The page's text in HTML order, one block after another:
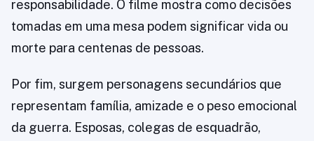
responsabilidade. O filme mostra como decisões
tomadas em uma mesa podem significar vida ou
morte para centenas de pessoas.
Por fim, surgem personagens secundários que
representam família, amizade e o peso emocional
da guerra. Esposas, colegas de esquadrão,